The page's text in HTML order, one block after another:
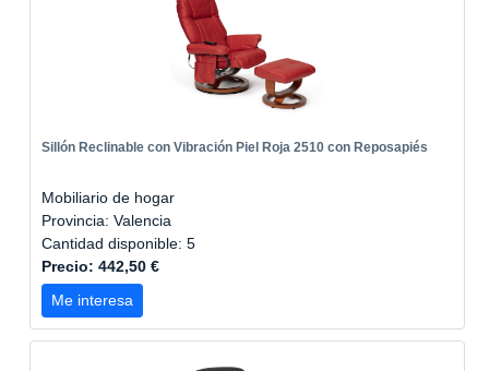
Sillón Reclinable con Vibración Piel Roja 2510 con Reposapiés
Mobiliario de hogar
Provincia: Valencia
Cantidad disponible: 5
Precio: 442,50 €
Me interesa